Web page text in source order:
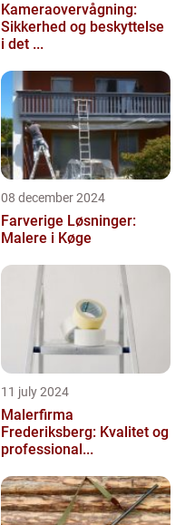
Kameraovervågning:
Sikkerhed og beskyttelse
i det ...
08 december 2024
Farverige Løsninger:
Malere i Køge
11 july 2024
Malerfirma
Frederiksberg: Kvalitet og
professional...